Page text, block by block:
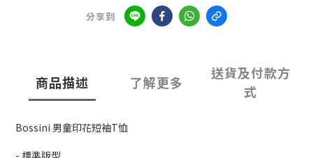
分享到
商品描述 了解更多
送貨及付款方
式
Bossini 男童印花短袖T恤